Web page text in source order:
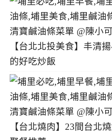
【台北北投美食】丰清
的好吃炒飯
【台北燒肉】23間台北